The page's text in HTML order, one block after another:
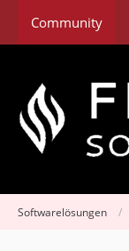
Community
Softwarelösungen